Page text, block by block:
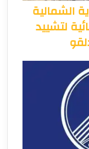
الشمالية
لتشييد